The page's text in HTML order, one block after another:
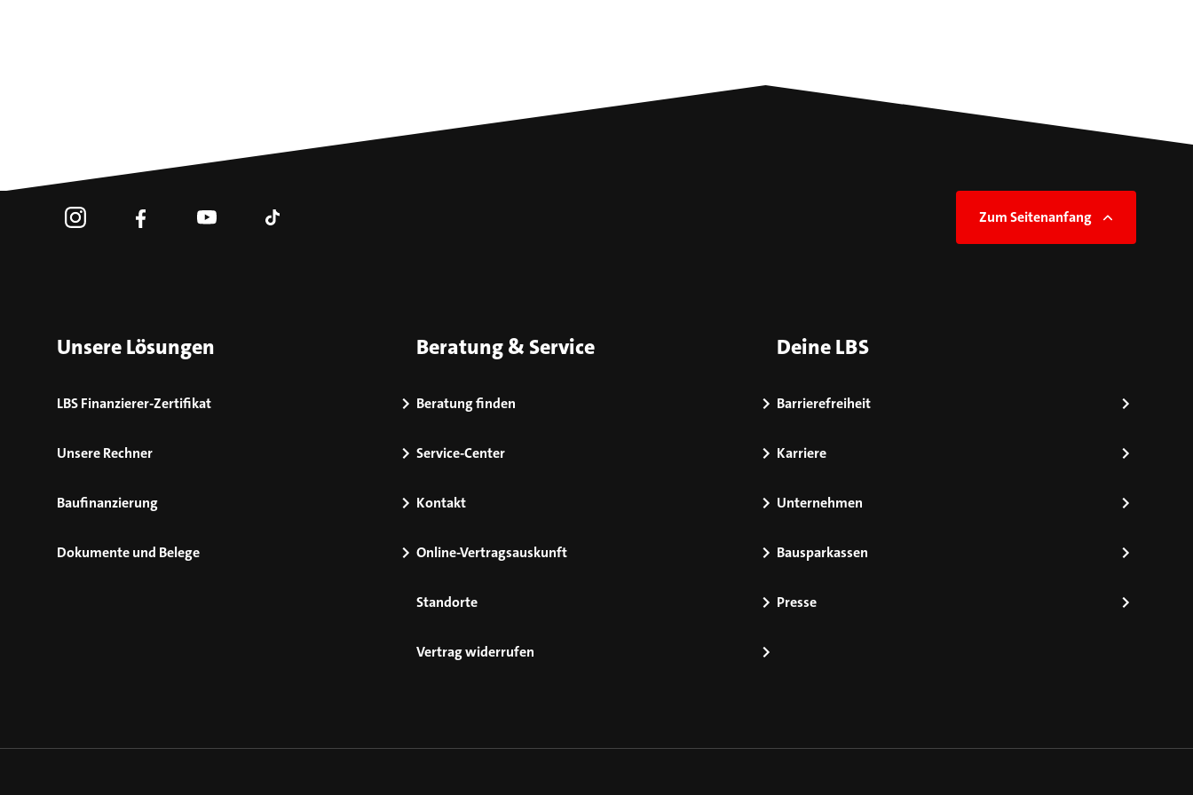
Zum Seitenanfang
Unsere Lösungen
LBS Finanzierer-Zertifikat
Unsere Rechner
Baufinanzierung
Dokumente und Belege
Beratung & Service
Beratung finden
Service-Center
Kontakt
Online-Vertragsauskunft
Standorte
Vertrag widerrufen
Deine LBS
Barrierefreiheit
Karriere
Unternehmen
Bausparkassen
Presse